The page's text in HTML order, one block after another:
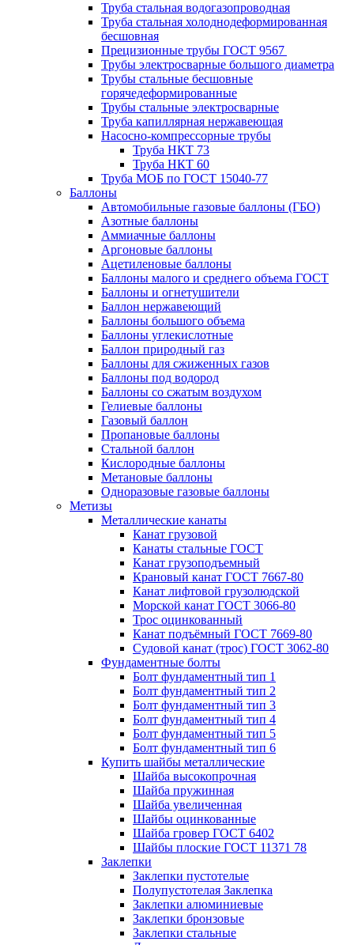
Труба стальная водогазопроводная
Труба стальная холоднодеформированная
бесшовная
Прецизионные трубы ГОСТ 9567
Трубы электросварные большого диаметра
Трубы стальные бесшовные
горячедеформированные
Трубы стальные электросварные
Труба капиллярная нержавеющая
Насосно-компрессорные трубы
Труба НКТ 73
Труба НКТ 60
Труба МОБ по ГОСТ 15040-77
Баллоны
Автомобильные газовые баллоны (ГБО)
Азотные баллоны
Аммиачные баллоны
Аргоновые баллоны
Ацетиленовые баллоны
Баллоны малого и среднего объема ГОСТ
Баллоны и огнетушители
Баллон нержавеющий
Баллоны большого объема
Баллоны углекислотные
Баллон природный газ
Баллоны для сжиженных газов
Баллоны под водород
Баллоны со сжатым воздухом
Гелиевые баллоны
Газовый баллон
Пропановые баллоны
Стальной баллон
Кислородные баллоны
Метановые баллоны
Одноразовые газовые баллоны
Метизы
Металлические канаты
Канат грузовой
Канаты стальные ГОСТ
Канат грузоподъемный
Крановый канат ГОСТ 7667-80
Канат лифтовой грузолюдской
Морской канат ГОСТ 3066-80
Трос оцинкованный
Канат подъёмный ГОСТ 7669-80
Судовой канат (трос) ГОСТ 3062-80
Фундаментные болты
Болт фундаментный тип 1
Болт фундаментный тип 2
Болт фундаментный тип 3
Болт фундаментный тип 4
Болт фундаментный тип 5
Болт фундаментный тип 6
Купить шайбы металлические
Шайба высокопрочная
Шайба пружинная
Шайба увеличенная
Шайбы оцинкованные
Шайба гровер ГОСТ 6402
Шайбы плоские ГОСТ 11371 78
Заклепки
Заклепки пустотелые
Полупустотелая Заклепка
Заклепки алюминиевые
Заклепки бронзовые
Заклепки стальные